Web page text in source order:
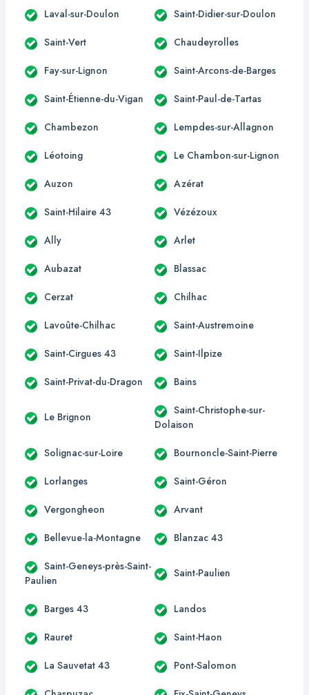
Laval-sur-Doulon Saint-Didier-sur-Doulon
Saint-Vert Chaudeyrolles
Fay-sur-Lignon Saint-Arcons-de-Barges
Saint-Étienne-du-Vigan Saint-Paul-de-Tartas
Chambezon Lempdes-sur-Allagnon
Léotoing Le Chambon-sur-Lignon
Auzon Azérat
Saint-Hilaire 43 Vézézoux
Ally Arlet
Aubazat Blassac
Cerzat Chilhac
Lavoûte-Chilhac Saint-Austremoine
Saint-Cirgues 43 Saint-Ilpize
Saint-Privat-du-Dragon Bains
Le Brignon
Saint-Christophe-sur-
Dolaison
Solignac-sur-Loire Bournoncle-Saint-Pierre
Lorlanges Saint-Géron
Vergongheon Arvant
Bellevue-la-Montagne Blanzac 43
Saint-Geneys-près-Saint-
Paulien
Saint-Paulien
Barges 43 Landos
Rauret Saint-Haon
La Sauvetat 43 Pont-Salomon